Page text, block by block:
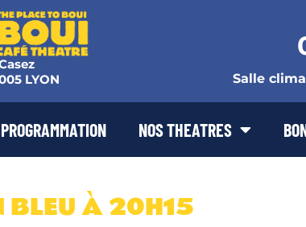
LYON
Salle
PROGRAMMATION NOS THEATRES
BLEU​ À 20H15